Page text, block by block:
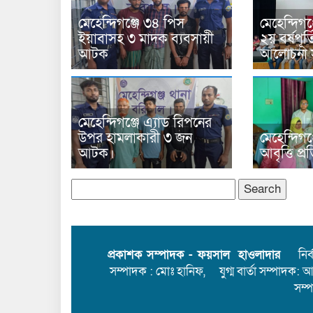
মেহেন্দিগঞ্জে ৩৪ পিস
ইয়াবাসহ ৩ মাদক ব্যবসায়ী
আটক
২য়
আলোচনা
মেহেন্দিগঞ্জে এ্যাড রিপনের
উপর হামলাকারী ৩ জন
আটক।
আবৃত্তি
for:
প্রকাশক সম্পাদক - ফয়সাল হাওলাদার
সম্পাদক : মোঃ হানিফ, যুগ্ম বার্তা সম্পাদক: